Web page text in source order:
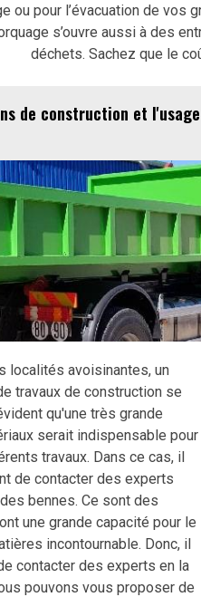
ou pour l’évacuation de vos
s’ouvre aussi à des
déchets. Sachez que le
de construction et l'usage
localités avoisinantes, un
travaux de construction se
qu'une très grande
serait indispensable pour
travaux. Dans ce cas, il
de contacter des experts
bennes. Ce sont des
une grande capacité pour le
incontournable. Donc, il
contacter des experts en la
pouvons vous proposer de